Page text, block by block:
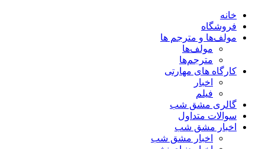
خانه
فروشگاه
مولف‌ها و مترجم ها
مولف‌ها
مترجم‌ها
کارگاه های مهارتی
اخبار
فیلم
گالری مشق شب
سوالات متداول
اخبار مشق شب
اخبار مشق شب